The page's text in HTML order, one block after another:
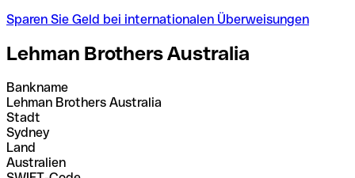
Sparen Sie Geld bei internationalen Überweisungen
Lehman Brothers Australia
Bankname
Lehman Brothers Australia
Stadt
Sydney
Land
Australien